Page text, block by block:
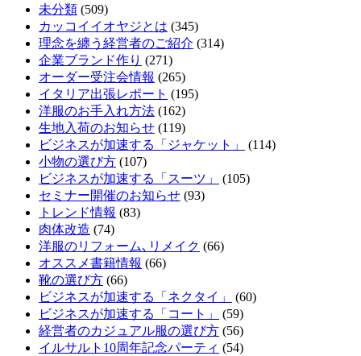
未分類 (509)
カッコイイオヤジとは (345)
理念を纏う経営者のご紹介 (314)
企業ブランド作り (271)
オーダー受注会情報 (265)
イタリア出張レポート (195)
洋服のお手入れ方法 (162)
生地入荷のお知らせ (119)
ビジネスが加速する「ジャケット」
(114)
小物の選び方 (107)
ビジネスが加速する「スーツ」
(105)
セミナー開催のお知らせ (93)
トレンド情報 (83)
肉体改造 (74)
洋服のリフォーム､リメイク (66)
オススメ書籍情報 (66)
靴の選び方 (66)
ビジネスが加速する「ネクタイ」
(60)
ビジネスが加速する「コート」
(59)
経営者のカジュアル服の選び方 (56)
イルサルト10周年記念パーティ (54)